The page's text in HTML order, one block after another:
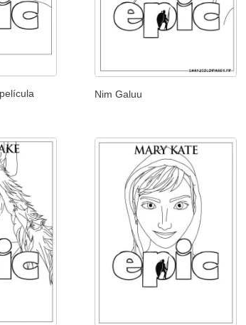
Nim Galuu